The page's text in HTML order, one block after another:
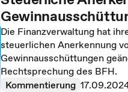
Die Finanzverwaltung hat
steuerlichen Anerkennung
Gewinnausschüttungen
Rechtsprechung des BFH.
Kommentierung